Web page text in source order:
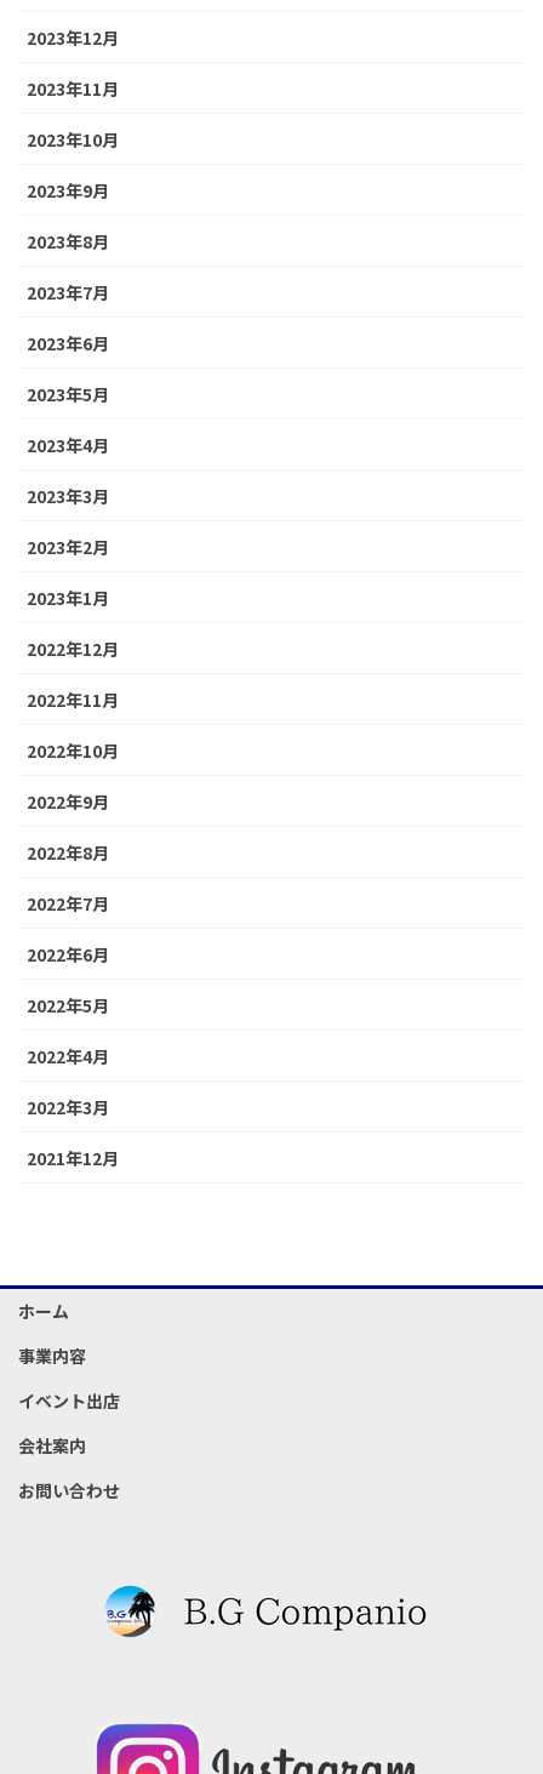
2023年12月
2023年11月
2023年10月
2023年9月
2023年8月
2023年7月
2023年6月
2023年5月
2023年4月
2023年3月
2023年2月
2023年1月
2022年12月
2022年11月
2022年10月
2022年9月
2022年8月
2022年7月
2022年6月
2022年5月
2022年4月
2022年3月
2021年12月
ホーム
事業内容
イベント出店
会社案内
お問い合わせ